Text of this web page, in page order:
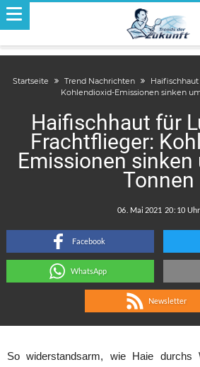
Startseite Trend Nachrichten
Kohlendioxid-Emissionen sinken um
Haifischhaut für
Frachtflieger:
Emissionen
Tonnen
:
Facebook
WhatsApp
Newsletter
So widerstandsarm, wie Haie durchs